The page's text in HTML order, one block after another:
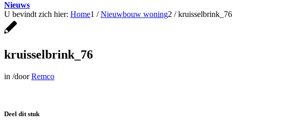
Nieuws
U bevindt zich hier: Home1 / Nieuwbouw woning2 / kruisselbrink_76
kruisselbrink_76
in /doorRemco
Deel dit stuk